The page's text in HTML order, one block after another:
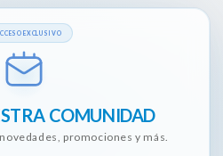
EXCLUSIVO
COMUNIDAD
promociones y más.